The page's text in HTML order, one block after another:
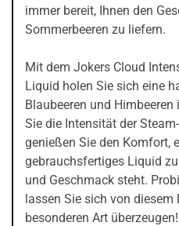
immer bereit, Ihnen den
Sommerbeeren zu liefern.
Mit dem Jokers Cloud
Liquid holen Sie sich eine
Blaubeeren und Himbeeren
Sie die Intensität der
genießen Sie den Komfort,
gebrauchsfertiges Liquid
und Geschmack steht.
lassen Sie sich von
besonderen Art überzeugen!